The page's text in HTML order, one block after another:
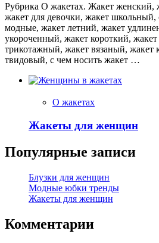
Рубрика О жакетах. Жакет
жакет для девочки, жакет
модные, жакет летний, жакет
укороченный, жакет короткий, жакет
трикотажный, жакет вязаный, жакет
твидовый, с чем носить жакет …
О жакетах
Жакеты для женщин
Популярные записи
Блузки для женщин
Модные юбки тренды
Жакеты для женщин
Комментарии